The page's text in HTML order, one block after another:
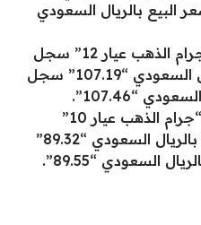
سعر البيع بالريال السعودي
سعر الذهب اليوم الان “جرام الذهب عيار 12” سجل
اليوم سعر الشراء بالريال السعودي “107.19” سجل
“107.46”.
سعر الذهب بالسعودية “جرام الذهب عيار 10”
سجل اليوم سعر الشراء بالريال السعودي “89.32”
السعودي “89.55”.